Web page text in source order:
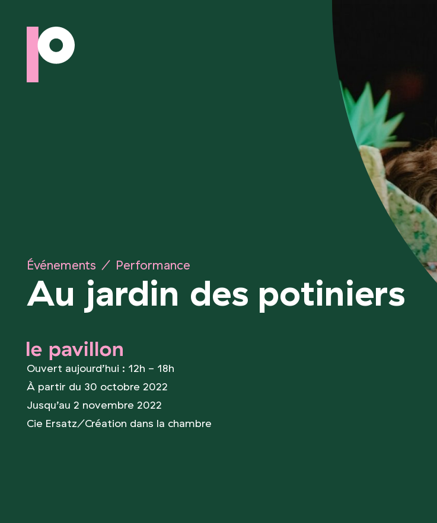
Événements / Performance
Au jardin des potiniers
le pavillon
Ouvert aujourd’hui : 12h - 18h
À partir du 30 octobre 2022
Jusqu’au 2 novembre 2022
Cie Ersatz/​Création dans la chambre